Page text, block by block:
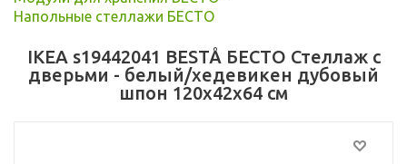
Напольные стеллажи БЕСТО
IKEA s19442041 BESTÅ БЕСТО Стеллаж с
дверьми - белый/хедевикен дубовый
шпон 120x42x64 см